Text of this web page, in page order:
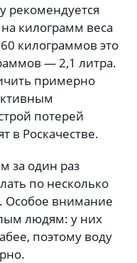
рекомендуется
килограмм веса
килограммов это
— 2,1 литра.
примерно
потерей
в Роскачестве.
за один раз
по несколько
Особое внимание
людям: у них
поэтому воду